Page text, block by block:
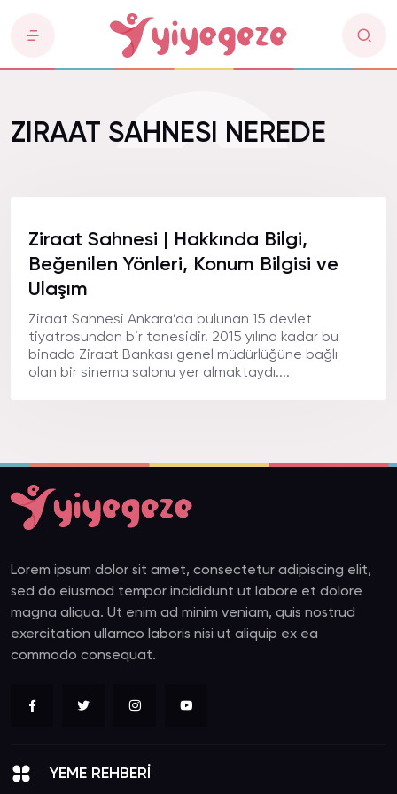
ZIRAAT SAHNESI NEREDE
Ziraat Sahnesi | Hakkında Bilgi,
Beğenilen Yönleri, Konum Bilgisi ve
Ulaşım
Ziraat Sahnesi Ankara’da bulunan 15 devlet
tiyatrosundan bir tanesidir. 2015 yılına kadar bu
binada Ziraat Bankası genel müdürlüğüne bağlı
olan bir sinema salonu yer almaktaydı....
Lorem ipsum dolor sit amet, consectetur adipiscing elit,
sed do eiusmod tempor incididunt ut labore et dolore
magna aliqua. Ut enim ad minim veniam, quis nostrud
exercitation ullamco laboris nisi ut aliquip ex ea
commodo consequat.
YEME REHBERİ